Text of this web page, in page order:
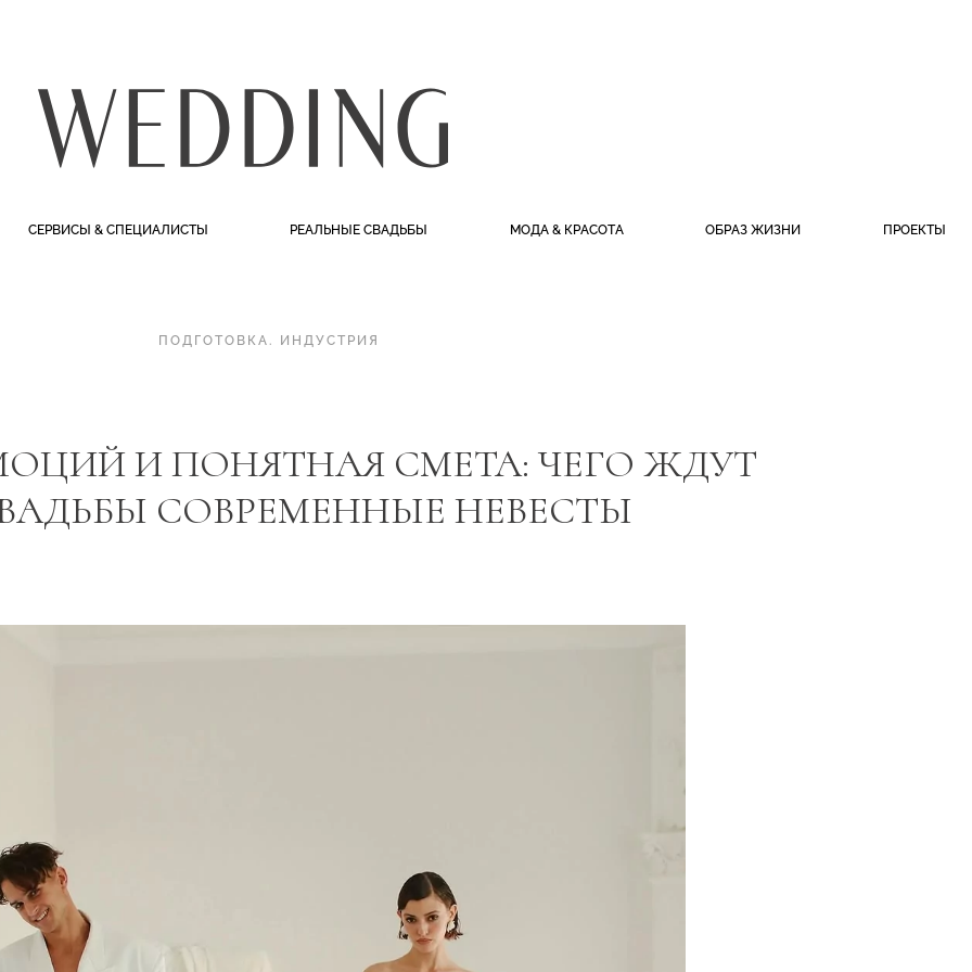
СЕРВИСЫ & СПЕЦИАЛИСТЫ РЕАЛЬНЫЕ СВАДЬБЫ МОДА & КРАСОТА ОБРАЗ ЖИЗНИ ПРОЕКТЫ
ПОДГОТОВКА. ИНДУСТРИЯ
И ПОНЯТНАЯ СМЕТА: ЧЕГО ЖДУТ
СОВРЕМЕННЫЕ НЕВЕСТЫ